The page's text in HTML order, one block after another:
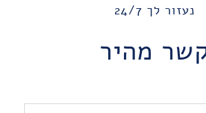
נעזור לך 24/7
מהיר